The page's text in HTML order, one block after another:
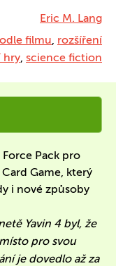
Eric M. Lang
filmu, rozšíření
hry, science fiction
Pack pro
Game, který
i nové způsoby
Yavin 4 byl, že
pro svou
je dovedlo až za